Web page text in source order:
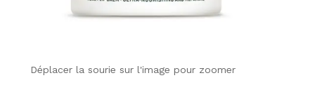
Déplacer la sourie sur l'image pour zoomer